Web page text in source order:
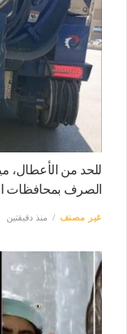
للحد من الأعطال،
الصرف بمحافظات
غير مصنف منذ دقيقتين